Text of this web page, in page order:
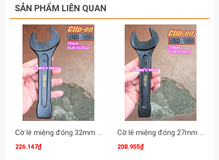
lưu ý dùm.
SẢN PHẨM LIÊN QUAN
Cờ lê miệng đóng 32mm DIN133 Clip-On CLO-932032
226.147₫
Cờ lê miệng đóng 27mm DIN133 Clip-On CLO-932027
208.955₫